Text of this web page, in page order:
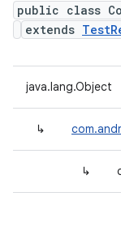
public class
extends
java.lang.Object
↳
↳